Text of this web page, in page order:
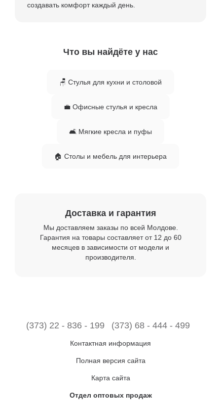
создавать комфорт каждый день.
Что вы найдёте у нас
🪑 Стулья для кухни и столовой
💼 Офисные стулья и кресла
🛋 Мягкие кресла и пуфы
🏠 Столы и мебель для интерьера
Доставка и гарантия
Мы доставляем заказы по всей Молдове.
Гарантия на товары составляет от 12 до 60
месяцев в зависимости от модели и
производителя.
(373) 22 - 836 - 199 (373) 68 - 444 - 499
Контактная информация
Полная версия сайта
Карта сайта
Отдел оптовых продаж